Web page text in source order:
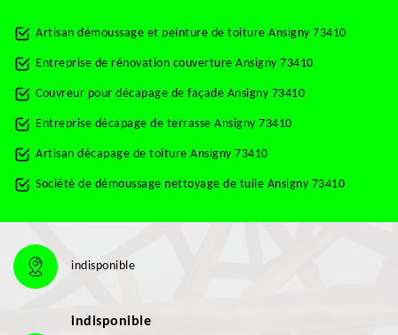
Artisan démoussage et peinture de toiture Ansigny 73410
Entreprise de rénovation couverture Ansigny 73410
Couvreur pour décapage de façade Ansigny 73410
Entreprise décapage de terrasse Ansigny 73410
Artisan décapage de toiture Ansigny 73410
Société de démoussage nettoyage de tuile Ansigny 73410
indisponible
indisponible